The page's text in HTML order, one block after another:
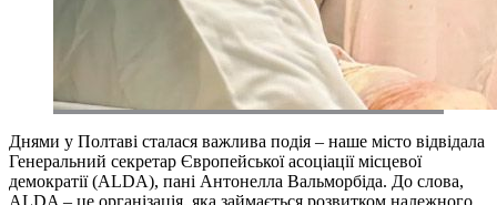
Днями у Полтаві сталася важлива подія – наше місто відвідала
Генеральний секретар Європейської асоціації місцевої
демократії (ALDA), пані Антонелла Вальморбіда. До слова,
ALDA – це організація, яка займається розвитком належного